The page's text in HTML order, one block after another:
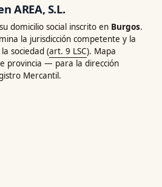
AREA, S.L.
domicilio social inscrito en Burgos.
la jurisdicción competente y la
sociedad (art. 9 LSC). Mapa
provincia — para la dirección
Mercantil.